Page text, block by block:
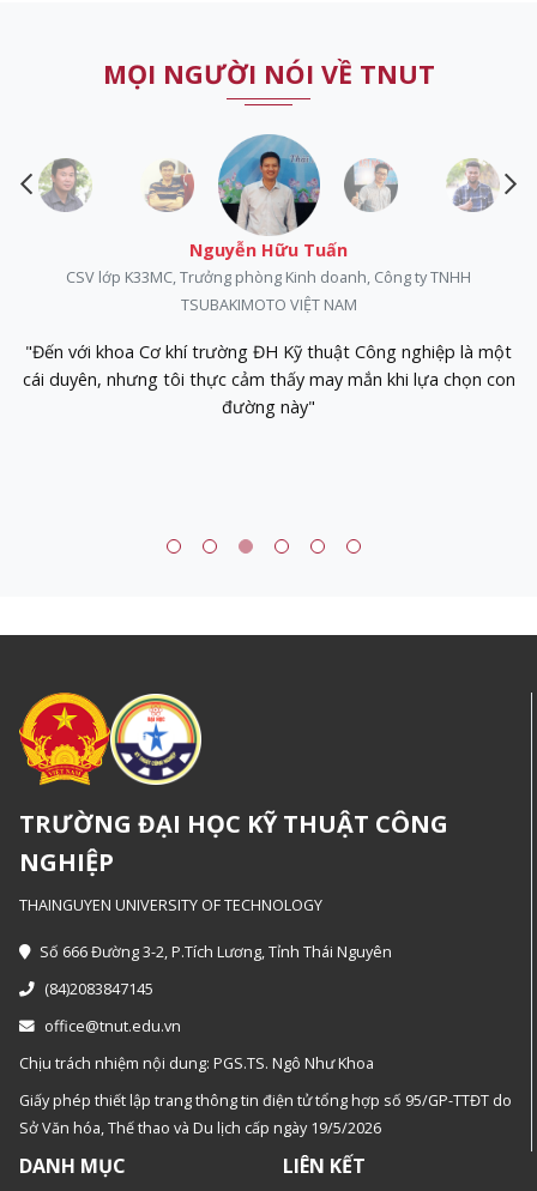
MỌI NGƯỜI NÓI VỀ TNUT
Nguyễn Hữu Tuấn
CSV lớp K33MC, Trưởng phòng Kinh doanh, Công ty TNHH
TSUBAKIMOTO VIỆT NAM
"Đến với khoa Cơ khí trường ĐH Kỹ thuật Công nghiệp là một
cái duyên, nhưng tôi thực cảm thấy may mắn khi lựa chọn con
đường này"
TRƯỜNG ĐẠI HỌC KỸ THUẬT CÔNG
NGHIỆP
THAINGUYEN UNIVERSITY OF TECHNOLOGY
Số 666 Đường 3-2, P.Tích Lương, Tỉnh Thái Nguyên
(84)2083847145
office@tnut.edu.vn
Chịu trách nhiệm nội dung: PGS.TS. Ngô Như Khoa
Giấy phép thiết lập trang thông tin điện tử tổng hợp số 95/GP-TTĐT do
Sở Văn hóa, Thế thao và Du lịch cấp ngày 19/5/2026
DANH MỤC LIÊN KẾT